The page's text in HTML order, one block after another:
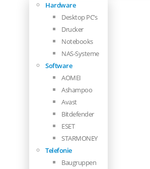
Hardware
Desktop PC’s
Drucker
Notebooks
NAS-Systeme
Software
AOMEI
Ashampoo
Avast
Bitdefender
ESET
STARMONEY
Telefonie
Baugruppen